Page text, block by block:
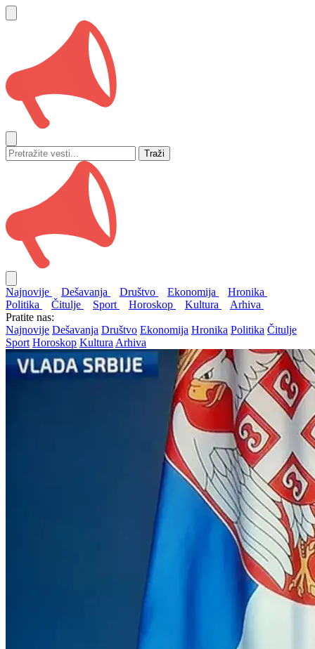
Traži
Najnovije Dešavanja Društvo Ekonomija
Hronika
Politika
Čitulje Sport Horoskop Kultura
Arhiva
Pratite nas:
Najnovije Dešavanja Društvo Ekonomija Hronika Politika Čitulje
Sport Horoskop Kultura Arhiva